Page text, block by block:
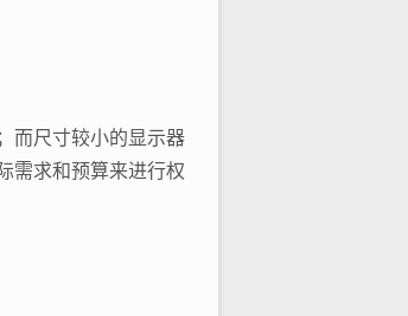
而尺寸较小的显示器
需求和预算来进行权